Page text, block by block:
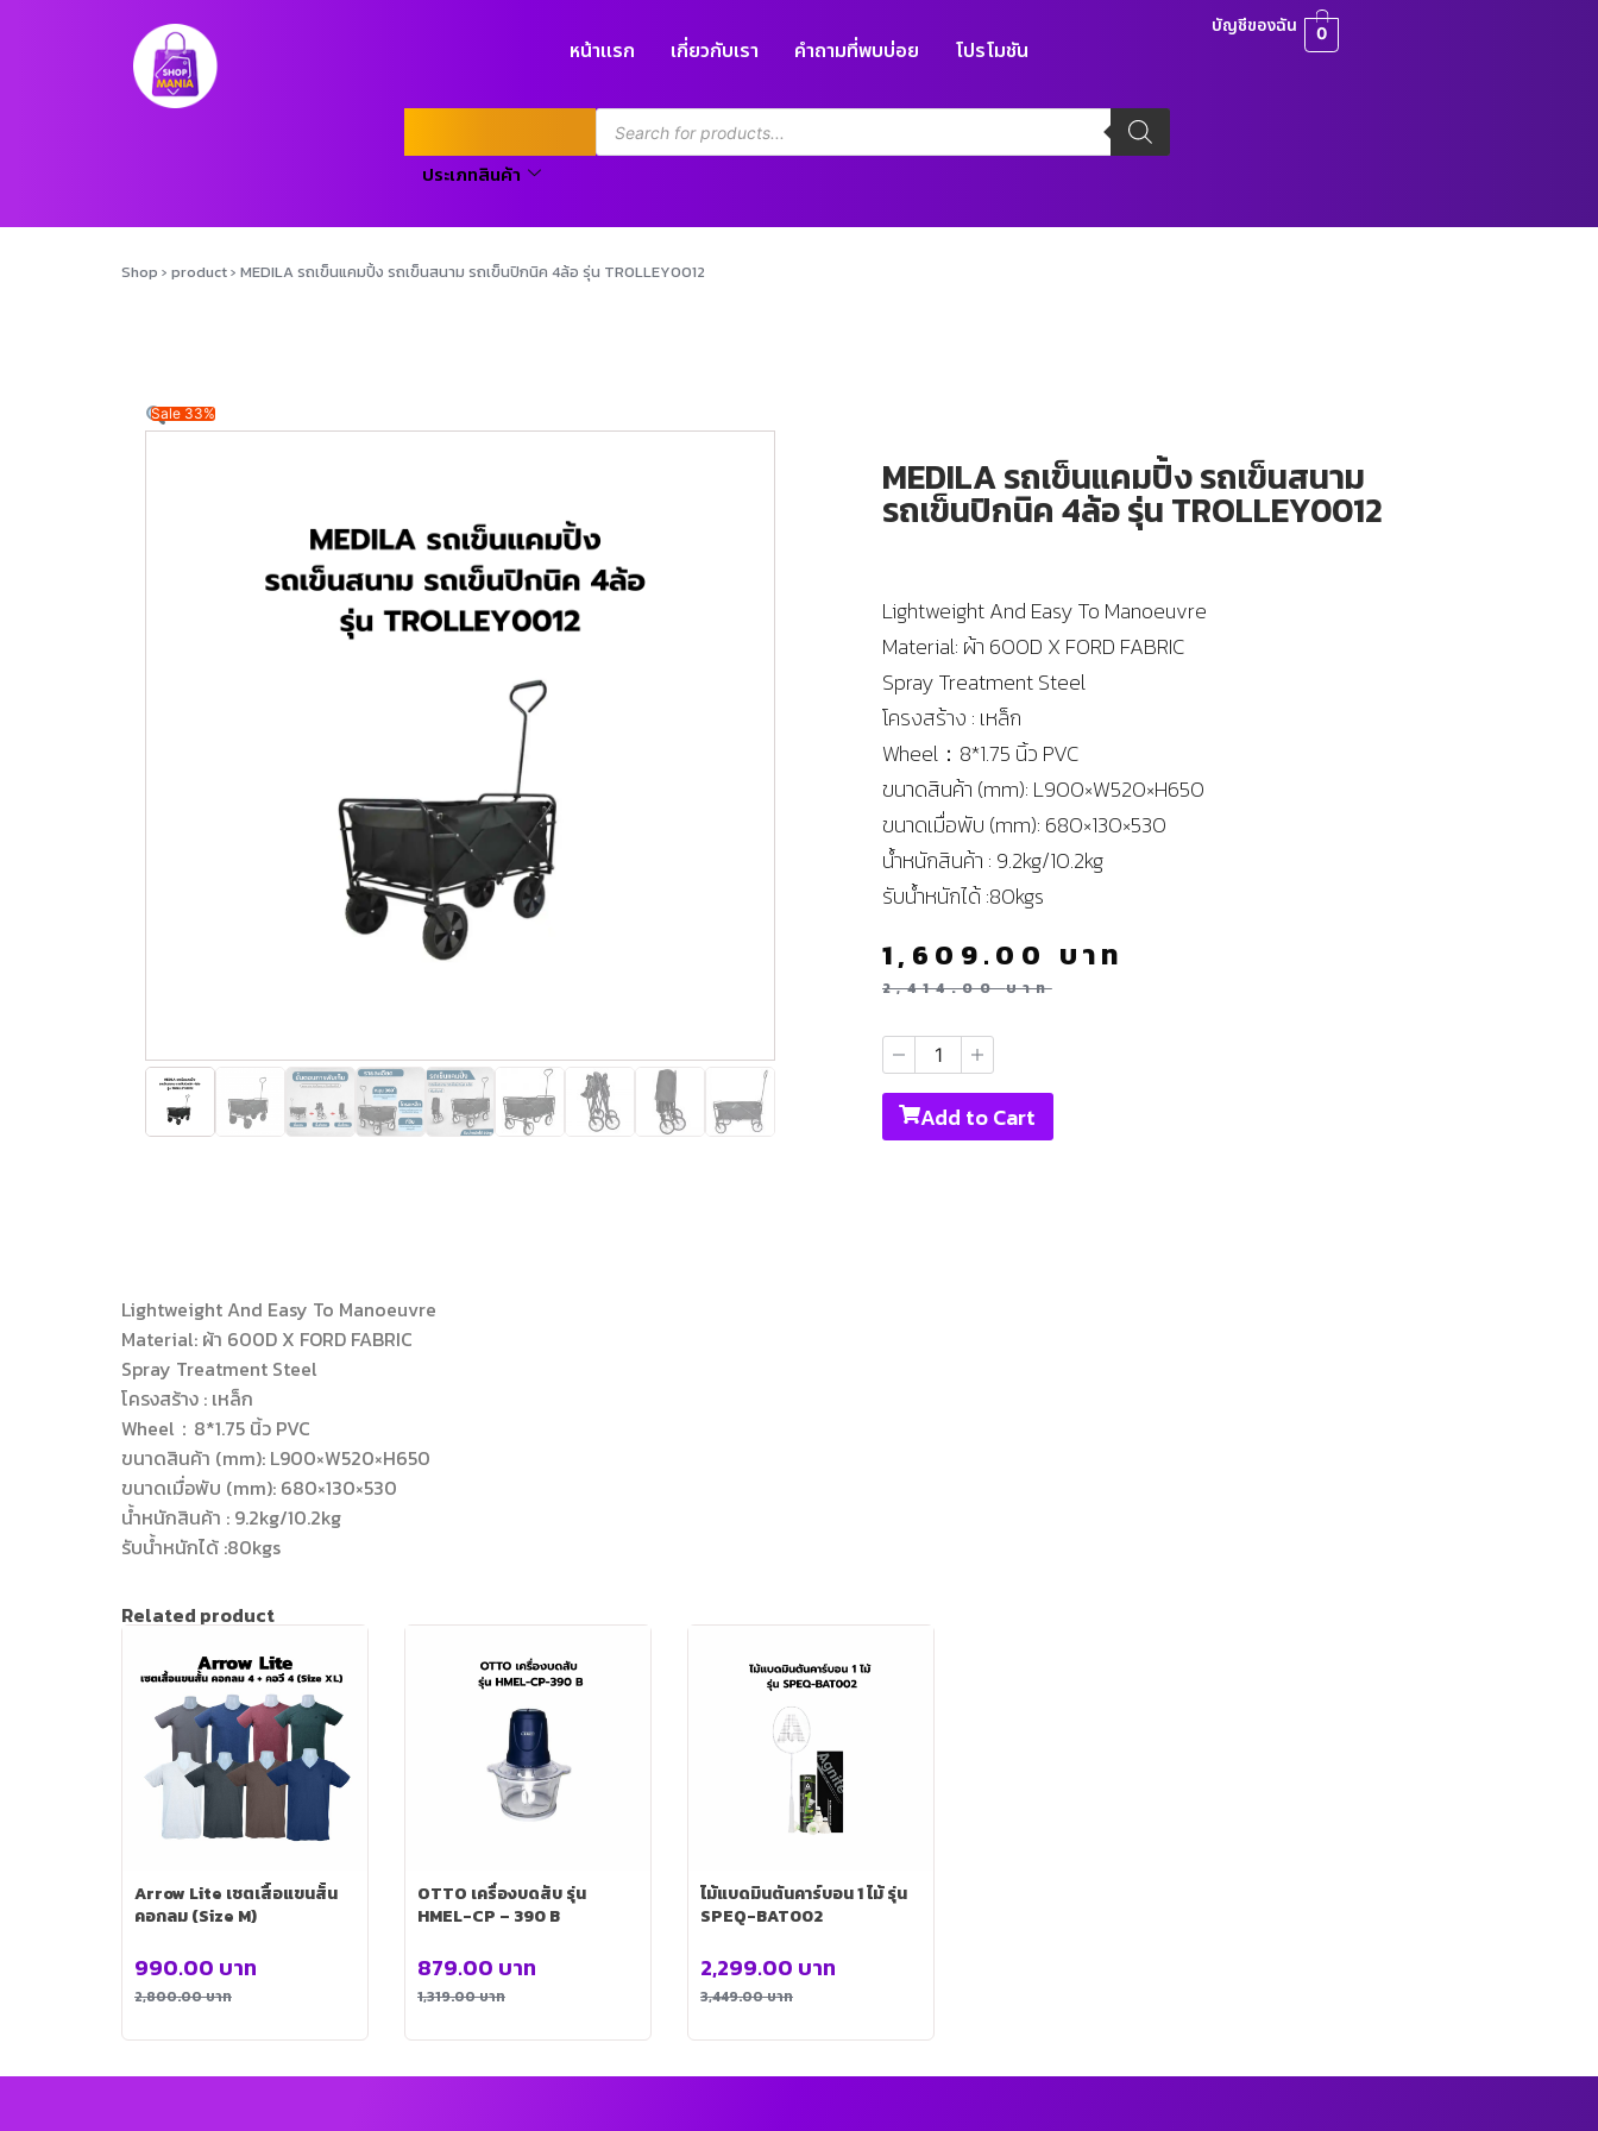
หน้าแรก เกี่ยวกับเรา คำถามที่พบบ่อย โปรโมชัน
ประเภทสินค้า
บัญชีของฉัน 0
Shop › product› MEDILA รถเข็นแคมปิ้ง รถเข็นสนาม รถเข็นปิกนิค 4ล้อ รุ่น TROLLEY0012
Sale 33%
MEDILA รถเข็นแคมปิ้ง รถเข็นสนาม
รถเข็นปิกนิค 4ล้อ รุ่น TROLLEY0012
Lightweight And Easy To Manoeuvre
Material: ผ้า 600D X FORD FABRIC
Spray Treatment Steel
โครงสร้าง : เหล็ก
Wheel：8*1.75 นิ้ว PVC
ขนาดสินค้า (mm): L900×W520×H650
ขนาดเมื่อพับ (mm): 680×130×530
น้ำหนักสินค้า : 9.2kg/10.2kg
รับน้ำหนักได้ :80kgs
2,414.00บาท
1,609.00 บาท
Add to Cart
Lightweight And Easy To Manoeuvre
Material: ผ้า 600D X FORD FABRIC
Spray Treatment Steel
โครงสร้าง : เหล็ก
Wheel：8*1.75 นิ้ว PVC
ขนาดสินค้า (mm): L900×W520×H650
ขนาดเมื่อพับ (mm): 680×130×530
น้ำหนักสินค้า : 9.2kg/10.2kg
รับน้ำหนักได้ :80kgs
Related product
Arrow Lite เชตเสื้อแขนสั้น
คอกลม (Size M)
2,800.00บาท
990.00 บาท
OTTO เครื่องบดสับ รุ่น
HMEL-CP – 390 B
1,319.00บาท
879.00 บาท
ไม้แบดมินตันคาร์บอน 1 ไม้ รุ่น
SPEQ-BAT002
3,449.00บาท
2,299.00 บาท